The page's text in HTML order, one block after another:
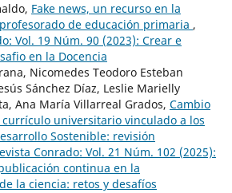
Fake news, un recurso en la
de educación primaria ,
Vol. 19 Núm. 90 (2023): Crear e
en la Docencia
Nicomedes Teodoro Esteban
Sánchez Díaz, Leslie Marielly
Ana María Villarreal Grados, Cambio
universitario vinculado a los
Sostenible: revisión
Conrado: Vol. 21 Núm. 102 (2025):
continua en la
la ciencia: retos y desafíos